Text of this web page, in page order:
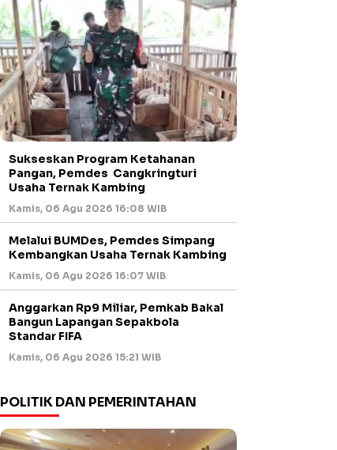
Sukseskan Program Ketahanan
Pangan, Pemdes Cangkringturi
Usaha Ternak Kambing
Kamis, 06 Agu 2026 16:08 WIB
Melalui BUMDes, Pemdes Simpang
Kembangkan Usaha Ternak Kambing
Kamis, 06 Agu 2026 16:07 WIB
Anggarkan Rp9 Miliar, Pemkab Bakal
Bangun Lapangan Sepakbola
Standar FIFA
Kamis, 06 Agu 2026 15:21 WIB
POLITIK DAN PEMERINTAHAN